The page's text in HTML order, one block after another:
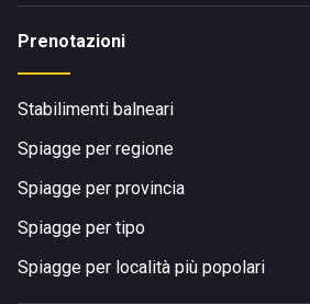
Prenotazioni
Stabilimenti balneari
Spiagge per regione
Spiagge per provincia
Spiagge per tipo
Spiagge per località più popolari